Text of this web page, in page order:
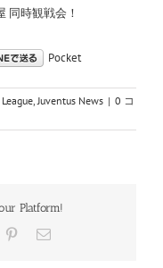
同時観戦会！
Pocket
,Juventus News | 0 コ
Platform!
Pinterest
電